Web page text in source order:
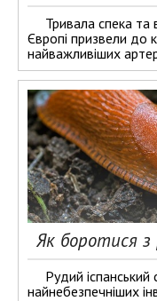
Тривала спека та
Європі призвели до
найважливіших
Як боротися
Рудий
найнебезпечніших